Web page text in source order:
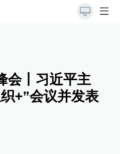
会丨习近平主
+”会议并发表